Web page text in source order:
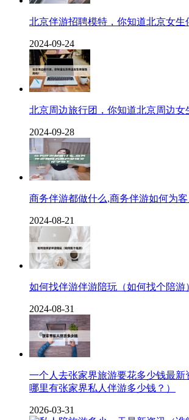
北京伴游招聘模特，你知道北京女生
2024-09-24
北京周边旅行团，你知道北京周边女
2024-09-28
商务伴游都做什么,商务伴游如何为
2024-08-21
如何找伴游伴游陪玩（如何找个陪游
2024-08-31
一个人去张家界旅游要花多少钱最新
哪里有张家界私人伴游多少钱？）
2026-03-31